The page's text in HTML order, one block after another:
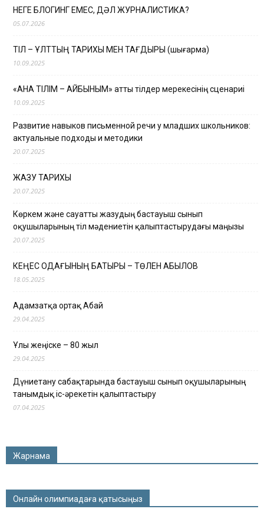
НЕГЕ БЛОГИНГ ЕМЕС, ДӘЛ ЖУРНАЛИСТИКА?
05.07.2026
ТІЛ – ҰЛТТЫҢ ТАРИХЫ МЕН ТАҒДЫРЫ (шығарма)
10.09.2025
«АНА ТІЛІМ – АЙБЫНЫМ» атты тілдер мерекесінің сценариі
10.09.2025
Развитие навыков письменной речи у младших школьников:
актуальные подходы и методики
20.07.2025
ЖАЗУ ТАРИХЫ
20.07.2025
Көркем және сауатты жазудың бастауыш сынып
оқушыларының тіл мәдениетін қалыптастырудағы маңызы
20.07.2025
КЕҢЕС ОДАҒЫНЫҢ БАТЫРЫ – ТӨЛЕН ҚАБЫЛОВ
18.05.2025
Адамзатқа ортақ Абай
29.04.2025
Ұлы жеңіске – 80 жыл
29.04.2025
Дүниетану сабақтарында бастауыш сынып оқушыларының
танымдық іс-әрекетін қалыптастыру
07.04.2025
Жарнама
Онлайн олимпиадаға қатысыңыз